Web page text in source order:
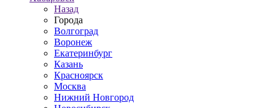
Назад
Города
Волгоград
Воронеж
Екатеринбург
Казань
Красноярск
Москва
Нижний Новгород